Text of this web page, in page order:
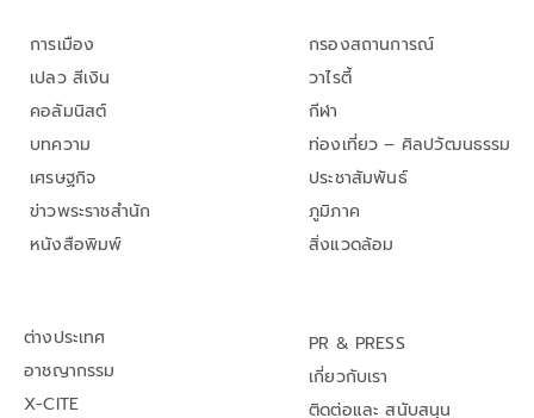
การเมือง
เปลว สีเงิน
คอลัมนิสต์
บทความ
เศรษฐกิจ
ข่าวพระราชสำนัก
หนังสือพิมพ์
กรองสถานการณ์
วาไรตี้
กีฬา
ท่องเที่ยว – ศิลปวัฒนธรรม
ประชาสัมพันธ์
ภูมิภาค
สิ่งแวดล้อม
ต่างประเทศ
อาชญากรรม
X-CITE
PR & PRESS
เกี่ยวกับเรา
ติดต่อและ สนับสนุน